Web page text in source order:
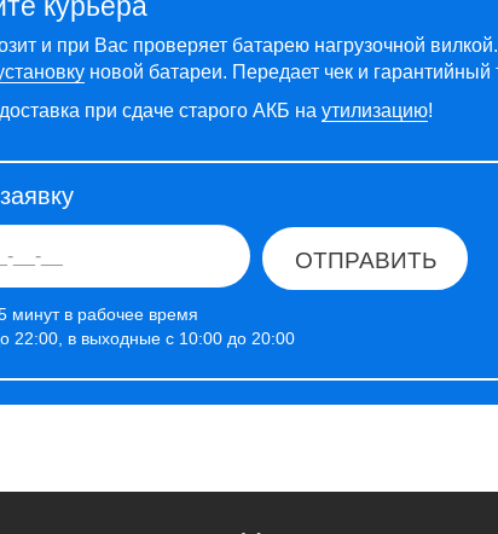
и при Вас проверяет батарею нагрузочной
новой батареи. Передает чек и гарантийный
при сдаче старого АКБ на утилизацию!
ОТПРАВИТЬ
минут в рабочее время
22:00, в выходные с 10:00 до 20:00